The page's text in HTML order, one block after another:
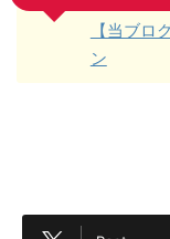
【当ブロ
ン